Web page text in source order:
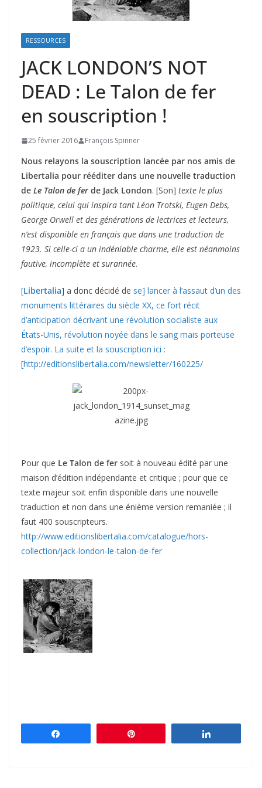
RESSOURCES
JACK LONDON’S NOT
DEAD : Le Talon de fer
en souscription !
25 février 2016 François Spinner
Nous relayons la souscription lancée par nos amis de
Libertalia pour rééditer dans une nouvelle traduction
de Le Talon de fer de Jack London. [Son] texte le plus
politique, celui qui inspira tant Léon Trotski, Eugen Debs,
George Orwell et des générations de lectrices et lecteurs,
n’est disponible en français que dans une traduction de
1923. Si celle-ci a un indéniable charme, elle est néanmoins
fautive, incomplète et surannée.
[Libertalia] a donc décidé de se] lancer à l’assaut d’un des
monuments littéraires du siècle XX, ce fort récit
d’anticipation décrivant une révolution socialiste aux
États-Unis, révolution noyée dans le sang mais porteuse
d’espoir. La suite et la souscription ici :
[http://editionslibertalia.com/newsletter/160225/
Pour que Le Talon de fer soit à nouveau édité par une
maison d’édition indépendante et critique ; pour que ce
texte majeur soit enfin disponible dans une nouvelle
traduction et non dans une énième version remaniée ; il
faut 400 souscripteurs.
http://www.editionslibertalia.com/catalogue/hors-
collection/jack-london-le-talon-de-fer